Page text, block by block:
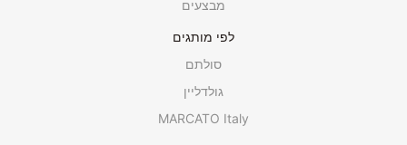
מבצעים
לפי מותגים
סולתם
גולדליין
MARCATO Italy